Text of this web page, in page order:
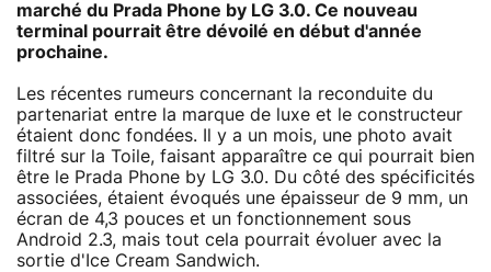
marché du Prada Phone by LG 3.0. Ce nouveau
terminal pourrait être dévoilé en début d'année
prochaine.
Les récentes rumeurs concernant la reconduite du
partenariat entre la marque de luxe et le constructeur
étaient donc fondées. Il y a un mois, une photo avait
filtré sur la Toile, faisant apparaître ce qui pourrait bien
être le Prada Phone by LG 3.0. Du côté des spécificités
associées, étaient évoqués une épaisseur de 9 mm, un
écran de 4,3 pouces et un fonctionnement sous
Android 2.3, mais tout cela pourrait évoluer avec la
sortie d'Ice Cream Sandwich.